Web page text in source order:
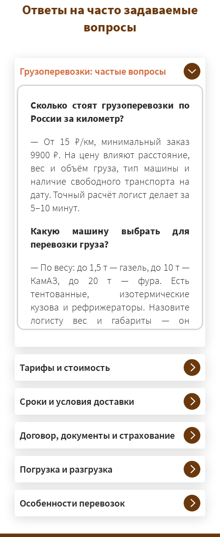
Ответы на часто задаваемые
вопросы
Грузоперевозки: частые вопросы
Сколько стоят грузоперевозки по
России за километр?
— От 15 ₽/км, минимальный заказ
9900 ₽. На цену влияют расстояние,
вес и объём груза, тип машины и
наличие свободного транспорта на
дату. Точный расчёт логист делает за
5–10 минут.
Какую машину выбрать для
перевозки груза?
— По весу: до 1,5 т — газель, до 10 т —
КамАЗ, до 20 т — фура. Есть
тентованные, изотермические
кузова и рефрижераторы. Назовите
логисту вес и габариты — он
подберёт оптимальный транспорт.
— Штатно — от 100 кг до 20 тонн.
Мелкие партии едут догрузом,
крупные — отдельной машиной.
Тяжеловесы 30–90 т организуем
через проверенных партнёров.
России?
межгородних перевозках по всей
России (от 100 км). Груз едет от
адреса до адреса на одной машине,
Тарифы и стоимость
Сроки и условия доставки
Договор, документы и страхование
Погрузка и разгрузка
Особенности перевозок